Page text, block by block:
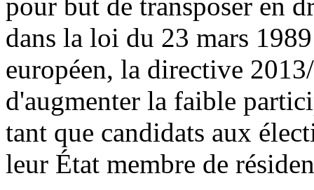
dans la loi du 23 mars
européen, la directive
d'augmenter la faible
tant que candidats aux
leur État membre de